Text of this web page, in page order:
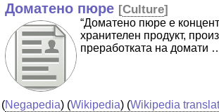
Доматено пюре [Culture]
“Доматено пюре е
хранителен продукт,
преработката на домати
(Negapedia) (Wikipedia) (Wikipedia